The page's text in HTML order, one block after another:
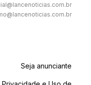
Seja anunciante